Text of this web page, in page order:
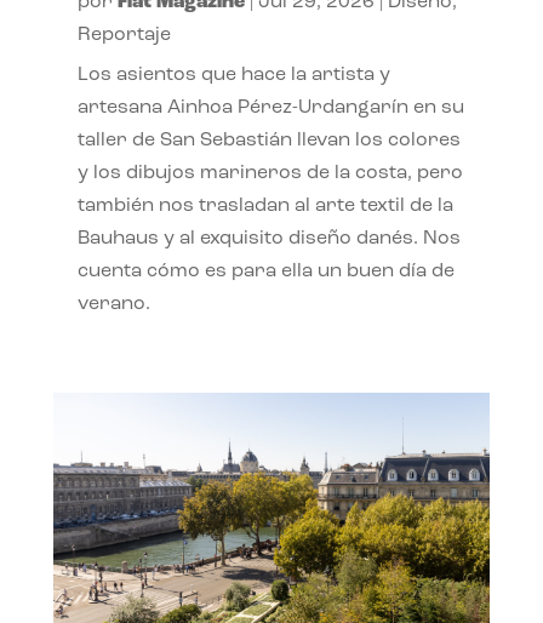
Reportaje
Los asientos que hace la artista y
artesana Ainhoa Pérez-Urdangarín en su
taller de San Sebastián llevan los colores
y los dibujos marineros de la costa, pero
también nos trasladan al arte textil de la
Bauhaus y al exquisito diseño danés. Nos
cuenta cómo es para ella un buen día de
verano.